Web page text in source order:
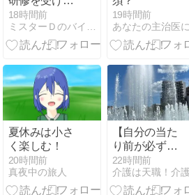
行く
18時間前
ミスターＤのバイクのある生活
19時間前
夏休みは小さ
く楽しむ！
20時間前
真夜中の旅人
【自分の当た
り前が必ずし
もそうではな
いこと】
22時間前